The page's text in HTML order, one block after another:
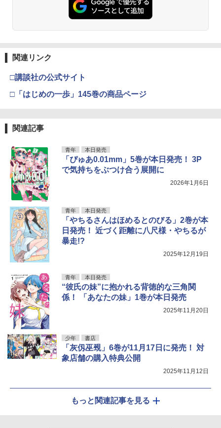
関連リンク
□講談社の公式サイト
□「はじめの一歩」145巻の商品ページ
関連記事
青年 本日発売
「ぴゅあ0.01mm」5巻が本日発売！ 3P
で気持ちをぶつけ合う展開に
2026年1月6日
青年 本日発売
「やちるさんはほめるとのびる」2巻が本
日発売！ 近づく距離に八尺様・やちるが
暴走!?
2025年12月19日
青年 本日発売
“彼氏の妹”に抱かれる背徳的な三角関
係！ 「あなたの妹」1巻が本日発売
2025年11月20日
少年 書店
「灰仭巫覡」6巻が11月17日に発売！ 対
象店舗の購入特典公開
2025年11月12日
もっと関連記事を見る